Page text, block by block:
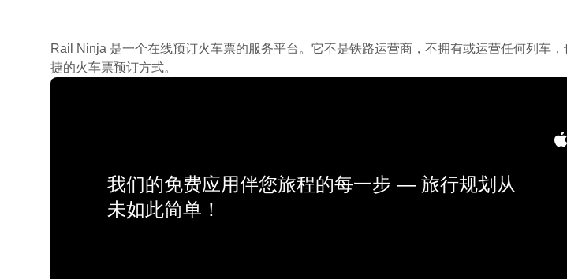
Rail Ninja 是一个在线预订火车票的服务平台。它不是铁路运营商，不拥有或运营任何列车
捷的火车票预订方式。
我们的免费应用伴您旅程的每一步 — 旅行规划从
未如此简单！